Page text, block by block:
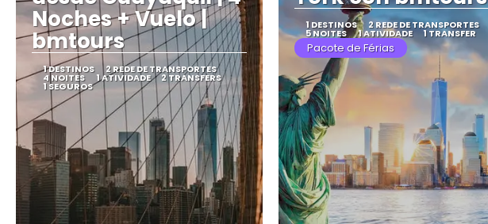
Noches + Vuelo |
bmtours
1 DESTINOS 2 REDE DE TRANSPORTES
4 NOITES 1 ATIVIDADE 2 TRANSFERS
1 SEGUROS
1 DESTINOS 2 REDE DE TRANSPORTES
5 NOITES 1 ATIVIDADE 1 TRANSFER
Pacote de Férias